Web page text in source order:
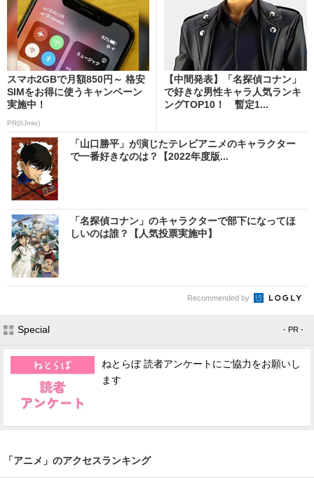
スマホ2GBで月額850円～ 格安
SIMをお得に使うキャンペーン
実施中！
PR(IIJmio)
【中間発表】「名探偵コナン」
で好きな男性キャラ人気ランキ
ングTOP10！ 暫定1...
「山口勝平」が演じたテレビアニメのキャラクター
で一番好きなのは？【2022年度版...
「名探偵コナン」のキャラクターで部下になってほ
しいのは誰？【人気投票実施中】
Recommended by
Special - PR -
ねとらぼ 読者アンケートにご協力をお願いし
ます
「アニメ」のアクセスランキング